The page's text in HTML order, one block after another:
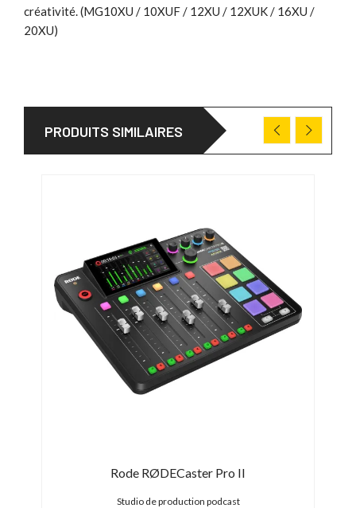
créativité. (MG10XU / 10XUF / 12XU / 12XUK / 16XU /
20XU)
PRODUITS SIMILAIRES
Rode RØDECaster Pro II
Studio de production podcast